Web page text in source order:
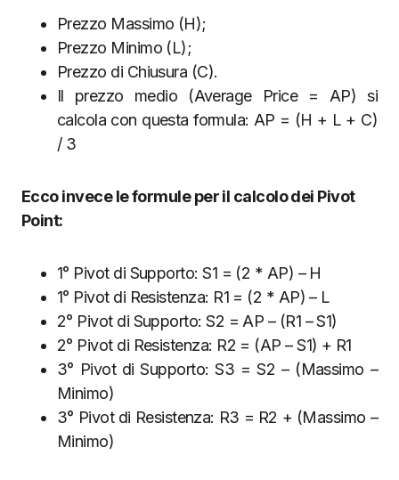
Prezzo Massimo (H);
Prezzo Minimo (L);
Prezzo di Chiusura (C).
Il prezzo medio (Average Price = AP) si
calcola con questa formula: AP = (H + L + C)
/ 3
Ecco invece le formule per il calcolo dei Pivot
Point:
1° Pivot di Supporto: S1 = (2 * AP) – H
1° Pivot di Resistenza: R1 = (2 * AP) – L
2° Pivot di Supporto: S2 = AP – (R1 – S1)
2° Pivot di Resistenza: R2 = (AP – S1) + R1
3° Pivot di Supporto: S3 = S2 – (Massimo –
Minimo)
3° Pivot di Resistenza: R3 = R2 + (Massimo –
Minimo)